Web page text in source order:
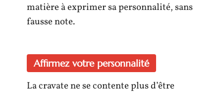
matière à exprimer sa personnalité, sans
fausse note.
Affirmez votre personnalité
La cravate ne se contente plus d’être